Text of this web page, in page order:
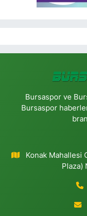
Bursaspor ve
Bursaspor
Konak Mahallesi
Plaza)